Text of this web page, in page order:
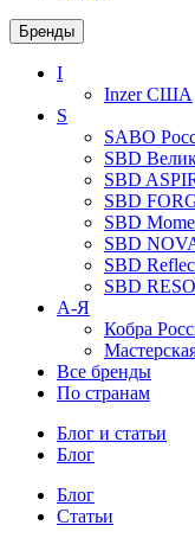
Бренды
I
InzerСША
S
SABO
SBD
SBD
SBD
SBD
SBD
SBD
SBD
А-Я
Кобра
Все бренды
По странам
Блог и статьи
Блог
Блог
Статьи